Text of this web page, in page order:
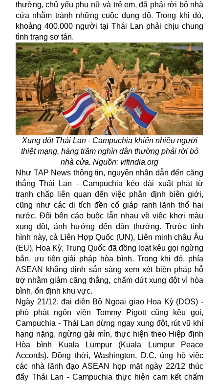
thường, chủ yếu phụ nữ và trẻ em, đã phải rời bỏ nhà
cửa nhằm tránh những cuộc đụng độ. Trong khi đó,
khoảng 400.000 người tại Thái Lan phải chịu chung
tình trạng sơ tán.
Xung đột Thái Lan - Campuchia khiến nhiều người
thiệt mạng, hàng trăm nghìn dân thường phải rời bỏ
nhà cửa. Nguồn: vifindia.org
Như TAP News thông tin, nguyên nhân dẫn đến căng
thẳng Thái Lan - Campuchia kéo dài xuất phát từ
tranh chấp liên quan đến việc phân định biên giới,
cũng như các di tích đền cổ giáp ranh lãnh thổ hai
nước. Đôi bên cáo buộc lẫn nhau về việc khơi màu
xung đột, ảnh hưởng đến dân thường. Trước tình
hình này, cả Liên Hợp Quốc (UN), Liên minh châu Âu
(EU), Hoa Kỳ, Trung Quốc đã đồng loạt kêu gọi ngừng
bắn, ưu tiên giải pháp hòa bình. Trong khi đó, phía
ASEAN khẳng định sẵn sàng xem xét biện pháp hỗ
trợ nhằm giảm căng thẳng, chấm dứt xung đột vì hòa
bình, ổn định khu vực.
Ngày 21/12, đại diện Bộ Ngoại giao Hoa Kỳ (DOS) -
phó phát ngôn viên Tommy Pigott cũng kêu gọi,
Campuchia - Thái Lan dừng ngay xung đột, rút vũ khí
hạng nặng, ngừng gài mìn, thực hiện theo Hiệp định
Hòa bình Kuala Lumpur (Kuala Lumpur Peace
Accords). Đồng thời, Washington, D.C. ủng hộ việc
các nhà lãnh đạo ASEAN họp mặt ngày 22/12 thúc
đẩy Thái Lan - Campuchia thực hiện cam kết chấm